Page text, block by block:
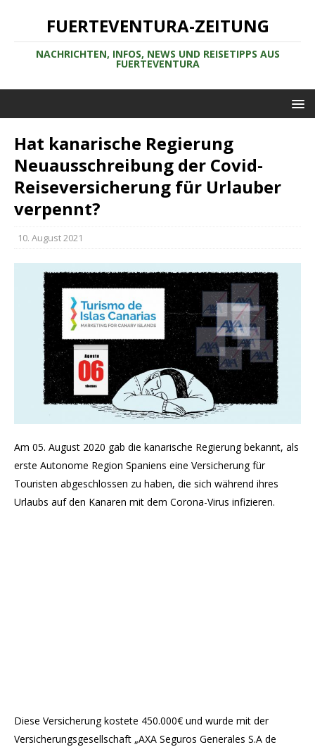
FUERTEVENTURA-ZEITUNG
NACHRICHTEN, INFOS, NEWS UND REISETIPPS AUS
FUERTEVENTURA
Hat kanarische Regierung
Neuausschreibung der Covid-
Reiseversicherung für Urlauber
verpennt?
10. August 2021
Am 05. August 2020 gab die kanarische Regierung bekannt, als
erste Autonome Region Spaniens eine Versicherung für
Touristen abgeschlossen zu haben, die sich während ihres
Urlaubs auf den Kanaren mit dem Corona-Virus infizieren.
Diese Versicherung kostete 450.000€ und wurde mit der
Versicherungsgesellschaft „AXA Seguros Generales S.A de